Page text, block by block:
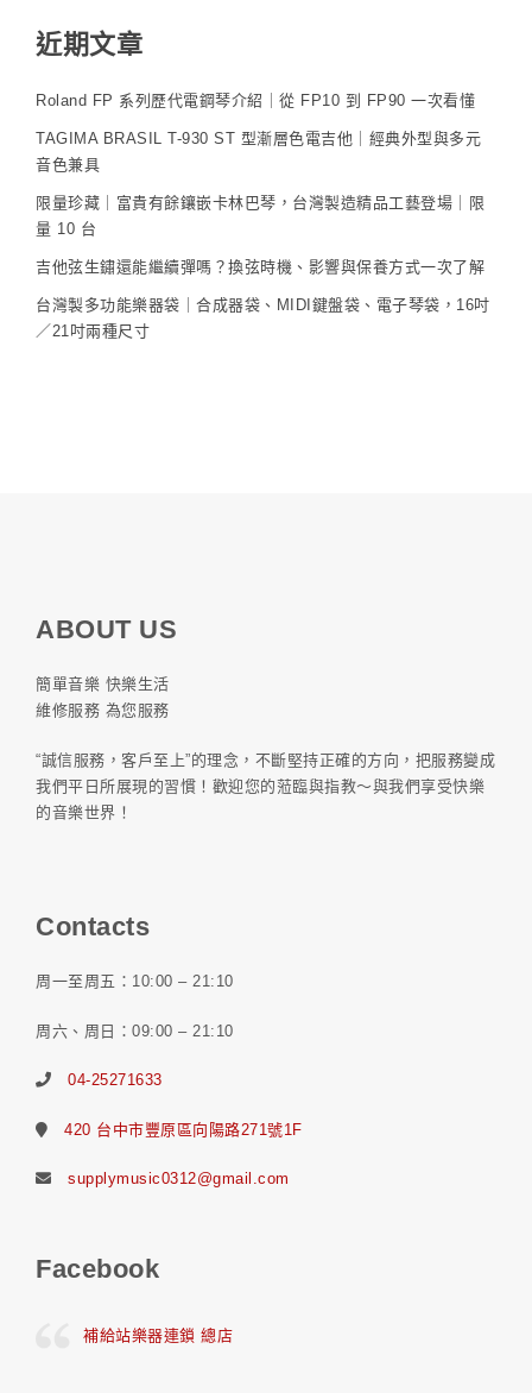
近期文章
Roland FP 系列歷代電鋼琴介紹｜從 FP10 到 FP90 一次看懂
TAGIMA BRASIL T-930 ST 型漸層色電吉他｜經典外型與多元
音色兼具
限量珍藏｜富貴有餘鑲嵌卡林巴琴，台灣製造精品工藝登場｜限
量 10 台
吉他弦生鏽還能繼續彈嗎？換弦時機、影響與保養方式一次了解
台灣製多功能樂器袋｜合成器袋、MIDI鍵盤袋、電子琴袋，16吋
／21吋兩種尺寸
ABOUT US
簡單音樂 快樂生活
維修服務 為您服務
“誠信服務，客戶至上”的理念，不斷堅持正確的方向，把服務變成
我們平日所展現的習慣！歡迎您的蒞臨與指教～與我們享受快樂
的音樂世界！
Contacts
周一至周五：10:00 – 21:10
周六、周日：09:00 – 21:10
04-25271633
420 台中市豐原區向陽路271號1F
supplymusic0312@gmail.com
Facebook
補給站樂器連鎖 總店